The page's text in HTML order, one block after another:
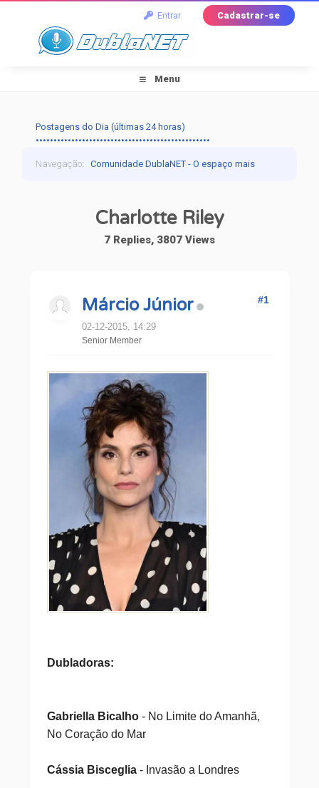
Entrar Cadastrar-se
Menu
Postagens do Dia (últimas 24 horas)
•••••••••••••••••••••••••••••••••••••••••••••••••
Navegação:Comunidade DublaNET - O espaço mais
Charlotte Riley
7 Replies, 3807 Views
Márcio Júnior
02-12-2015, 14:29
Senior Member
#1
Dubladoras:
Gabriella Bicalho- No Limite do Amanhã,
No Coração do Mar
Cássia Bisceglia- Invasão a Londres